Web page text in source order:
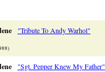
"Tribute To Andy Warhol"
"Sgt. Pepper Knew My Father"